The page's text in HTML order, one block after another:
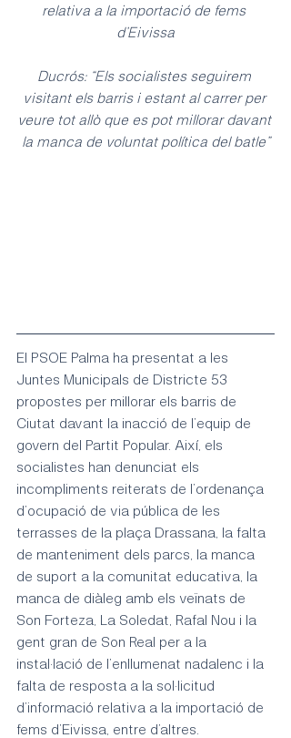
relativa a la importació de fems
d’Eivissa
Ducrós: “Els socialistes seguirem
visitant els barris i estant al carrer per
veure tot allò que es pot millorar davant
la manca de voluntat política del batle”
El PSOE Palma ha presentat a les
Juntes Municipals de Districte 53
propostes per millorar els barris de
Ciutat davant la inacció de l’equip de
govern del Partit Popular. Així, els
socialistes han denunciat els
incompliments reiterats de l’ordenança
d’ocupació de via pública de les
terrasses de la plaça Drassana, la falta
de manteniment dels parcs, la manca
de suport a la comunitat educativa, la
manca de diàleg amb els veïnats de
Son Forteza, La Soledat, Rafal Nou i la
gent gran de Son Real per a la
instal·lació de l’enllumenat nadalenc i la
falta de resposta a la sol·licitud
d’informació relativa a la importació de
fems d’Eivissa, entre d’altres.